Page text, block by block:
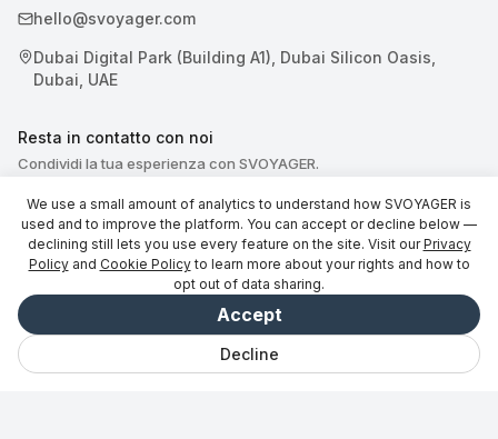
hello@svoyager.com
Dubai Digital Park (Building A1), Dubai Silicon Oasis,
Dubai, UAE
Resta in contatto con noi
Condividi la tua esperienza con SVOYAGER.
© 2026 SVOYAGER
Chat Salvato Viaggi Esplora Vibe Accedi
We use a small amount of analytics to understand how SVOYAGER is
used and to improve the platform. You can accept or decline below —
declining still lets you use every feature on the site. Visit our Privacy
Policy and Cookie Policy to learn more about your rights and how to
opt out of data sharing.
Decline
Accept